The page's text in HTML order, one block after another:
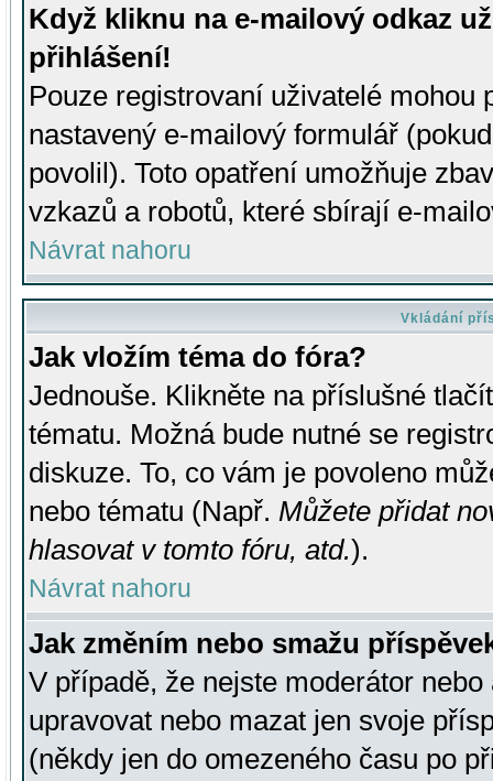
Když kliknu na e-mailový odkaz
přihlášení!
Pouze registrovaní uživatelé mohou
nastavený e-mailový formulář
povolil). Toto opatření umožňuje
vzkazů a robotů, které sbírají e-
Návrat nahoru
Vkládání
Jak vložím téma do fóra?
Jednouše. Klikněte na příslušné
tématu. Možná bude nutné se
diskuze. To, co vám je povoleno
nebo tématu (Např. Můžete přidat
hlasovat v tomto fóru, atd.).
Návrat nahoru
Jak změním nebo smažu
V případě, že nejste moderátor
upravovat nebo mazat jen svoje
(někdy jen do omezeného času po